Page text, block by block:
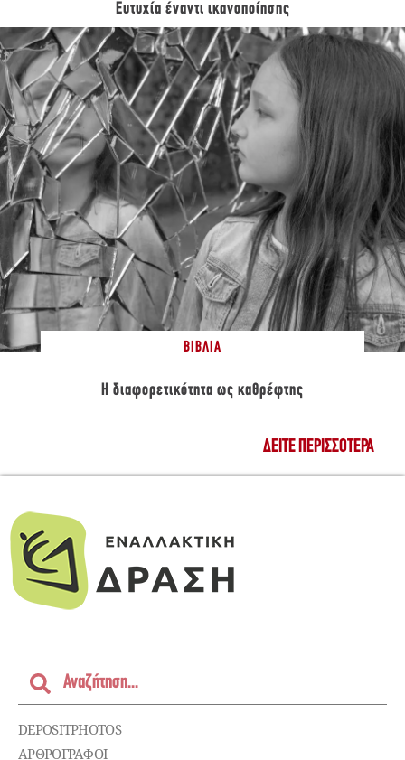
Ευτυχία έναντι ικανοποίησης
ΒΙΒΛΊΑ
Η διαφορετικότητα ως καθρέφτης
ΔΕΊΤΕ ΠΕΡΙΣΣΌΤΕΡΑ
DEPOSITPHOTOS
ΑΡΘΡΟΓΡΑΦΟΙ